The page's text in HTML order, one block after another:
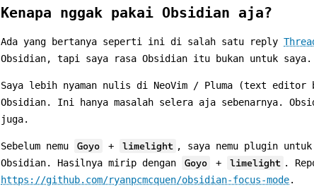
Kenapa nggak pakai Obsidian aja?
Ada yang bertanya seperti ini di salah satu reply
Obsidian, tapi saya rasa Obsidian itu bukan untuk saya.
Saya lebih nyaman nulis di NeoVim / Pluma (text editor
Obsidian. Ini hanya masalah selera aja sebenarnya.
juga.
Sebelum nemu Goyo + limelight , saya nemu plugin untuk
Obsidian. Hasilnya mirip dengan
Goyo + limelight .
https://github.com/ryanpcmcquen/obsidian-focus-mode.